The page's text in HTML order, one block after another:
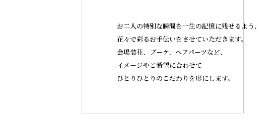
お二人の特別な瞬間を一生の記憶に残せるよう、
花々で彩るお手伝いをさせていただきます。
会場装花、ブーケ、ヘアパーツなど、
イメージやご希望に合わせて
ひとりひとりのこだわりを形にします。